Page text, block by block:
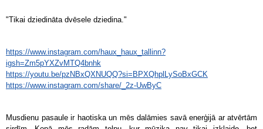
"Tikai dziedināta dvēsele dziedina."
https://www.instagram.com/haux_haux_tallinn?
igsh=Zm5pYXZvMTQ4bnhk
https://youtu.be/pzNBxQXNUQQ?si=BPXQhplLySoBxGCK
https://www.instagram.com/share/_2z-UwByC
Musdienu pasaule ir haotiska un mēs dalāmies savā enerģijā ar atvērtām